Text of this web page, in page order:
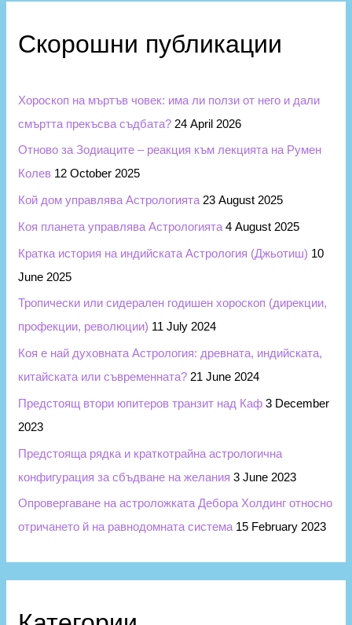
c
o
r
:
Скорошни публикации
Хороскоп на мъртъв човек: има ли ползи от него и дали
смъртта прекъсва съдбата? 24 April 2026
Отново за Зодиаците – реакция към лекцията на Румен
Колев 12 October 2025
Кой дом управлява Астрологията 23 August 2025
Коя планета управлява Астрологията 4 August 2025
Кратка история на индийската Астрология (Джьотиш) 10
June 2025
Тропически или сидерален годишен хороскоп (дирекции,
профекции, революции) 11 July 2024
Коя е най духовната Астрология: древната, индийската,
китайската или съвременната? 21 June 2024
Предстоящ втори юпитеров транзит над Каф 3 December
2023
Предстояща рядка и краткотрайна астрологична
конфигурация за сбъдване на желания 3 June 2023
Опровергаване на астроложката Дебора Холдинг относно
отричането й на равнодомната система 15 February 2023
и